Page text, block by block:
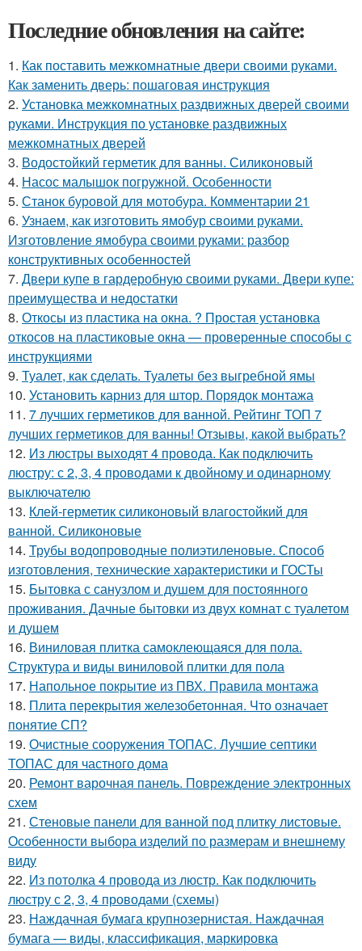
Последние обновления на сайте:
1. Как поставить межкомнатные двери своими руками.
Как заменить дверь: пошаговая инструкция
2. Установка межкомнатных раздвижных дверей своими
руками. Инструкция по установке раздвижных
межкомнатных дверей
3. Водостойкий герметик для ванны. Силиконовый
4. Насос малышок погружной. Особенности
5. Станок буровой для мотобура. Комментарии 21
6. Узнаем, как изготовить ямобур своими руками.
Изготовление ямобура своими руками: разбор
конструктивных особенностей
7. Двери купе в гардеробную своими руками. Двери купе:
преимущества и недостатки
8. Откосы из пластика на окна. ? Простая установка
откосов на пластиковые окна — проверенные способы с
инструкциями
9. Туалет, как сделать. Туалеты без выгребной ямы
10. Установить карниз для штор. Порядок монтажа
11. 7 лучших герметиков для ванной. Рейтинг ТОП 7
лучших герметиков для ванны! Отзывы, какой выбрать?
12. Из люстры выходят 4 провода. Как подключить
люстру: с 2, 3, 4 проводами к двойному и одинарному
выключателю
13. Клей-герметик силиконовый влагостойкий для
ванной. Силиконовые
14. Трубы водопроводные полиэтиленовые. Способ
изготовления, технические характеристики и ГОСТы
15. Бытовка с санузлом и душем для постоянного
проживания. Дачные бытовки из двух комнат с туалетом
и душем
16. Виниловая плитка самоклеющаяся для пола.
Структура и виды виниловой плитки для пола
17. Напольное покрытие из ПВХ. Правила монтажа
18. Плита перекрытия железобетонная. Что означает
понятие СП?
19. Очистные сооружения ТОПАС. Лучшие септики
ТОПАС для частного дома
20. Ремонт варочная панель. Повреждение электронных
схем
21. Стеновые панели для ванной под плитку листовые.
Особенности выбора изделий по размерам и внешнему
виду
22. Из потолка 4 провода из люстр. Как подключить
люстру с 2, 3, 4 проводами (схемы)
23. Наждачная бумага крупнозернистая. Наждачная
бумага — виды, классификация, маркировка